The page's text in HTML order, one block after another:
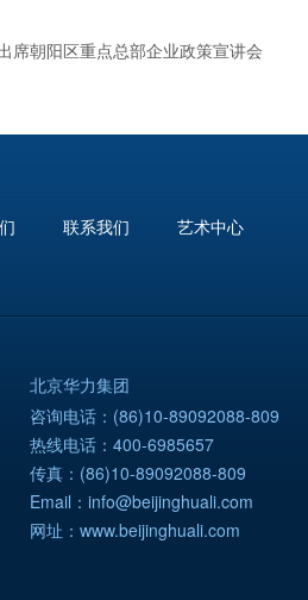
朝阳区重点总部企业政策宣讲会
联系我们 艺术中心
北京华力集团
咨询电话：(86)10-89092088-809
热线电话：400-6985657
传真：(86)10-89092088-809
Email：info@beijinghuali.com
网址：www.beijinghuali.com